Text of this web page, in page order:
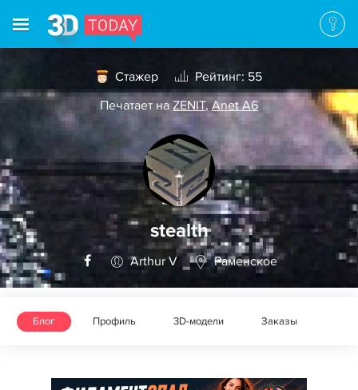
Стажер
Рейтинг: 55
Печатает на ZENIT, Anet A6
stealth
Arthur V Раменское
Блог Профиль 3D-модели Заказы